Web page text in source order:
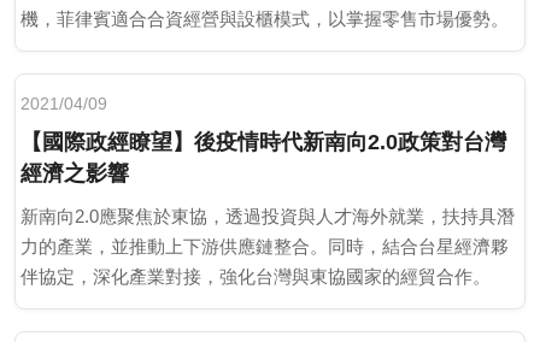
機，菲律賓適合合資經營與設櫃模式，以掌握零售市場優勢。
2021/04/09
【國際政經瞭望】後疫情時代新南向2.0政策對台灣
經濟之影響
新南向2.0應聚焦於東協，透過投資與人才海外就業，扶持具潛
力的產業，並推動上下游供應鏈整合。同時，結合台星經濟夥
伴協定，深化產業對接，強化台灣與東協國家的經貿合作。